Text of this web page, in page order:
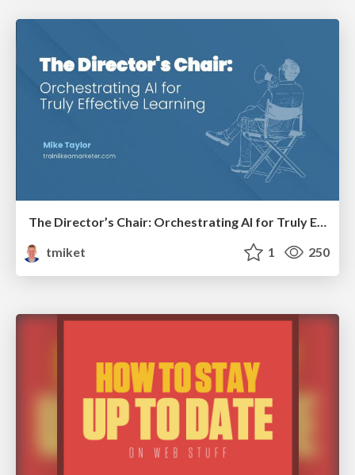
The Director’s Chair: Orchestrating AI for Truly Effective Learning
tmiket
1 250